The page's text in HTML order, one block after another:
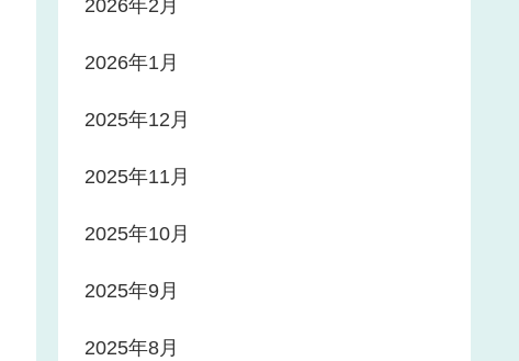
2026年2月
2026年1月
2025年12月
2025年11月
2025年10月
2025年9月
2025年8月